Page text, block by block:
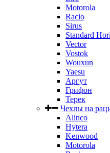
Motorola
Racio
Sirus
Standard
Vector
Vostok
Wouxun
Yaesu
Аргут
Грифон
Терек
Чехлы на
Alinco
Hytera
Kenwood
Motorola